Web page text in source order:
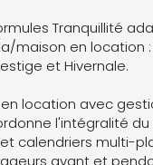
Tranquillité
maison en location :
et Hivernale.
location avec
l'intégralité
calendriers multi-
avant et